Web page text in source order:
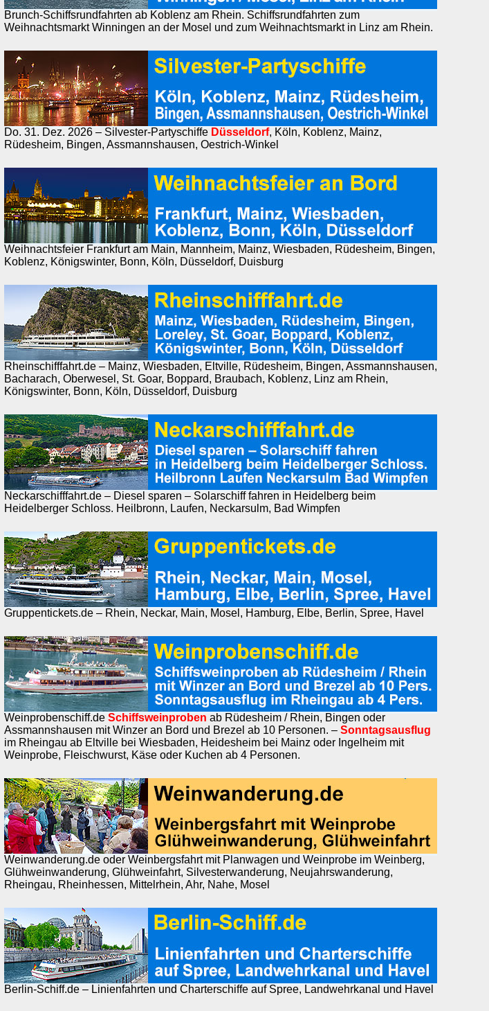
Brunch-Schiffsrundfahrten ab Koblenz am Rhein. Schiffsrundfahrten zum
Weihnachtsmarkt Winningen an der Mosel und zum Weihnachtsmarkt in Linz am Rhein.
Do. 31. Dez. 2026 – Silvester-Partyschiffe Düsseldorf, Köln, Koblenz, Mainz,
Rüdesheim, Bingen, Assmannshausen, Oestrich-Winkel
Weihnachtsfeier Frankfurt am Main, Mannheim, Mainz, Wiesbaden, Rüdesheim, Bingen,
Koblenz, Königswinter, Bonn, Köln, Düsseldorf, Duisburg
Rheinschifffahrt.de – Mainz, Wiesbaden, Eltville, Rüdesheim, Bingen, Assmannshausen,
Bacharach, Oberwesel, St. Goar, Boppard, Braubach, Koblenz, Linz am Rhein,
Königswinter, Bonn, Köln, Düsseldorf, Duisburg
Neckarschifffahrt.de – Diesel sparen – Solarschiff fahren in Heidelberg beim
Heidelberger Schloss. Heilbronn, Laufen, Neckarsulm, Bad Wimpfen
Gruppentickets.de – Rhein, Neckar, Main, Mosel, Hamburg, Elbe, Berlin, Spree, Havel
Weinprobenschiff.de Schiffsweinproben ab Rüdesheim / Rhein, Bingen oder
Assmannshausen mit Winzer an Bord und Brezel ab 10 Personen. – Sonntagsausflug
im Rheingau ab Eltville bei Wiesbaden, Heidesheim bei Mainz oder Ingelheim mit
Weinprobe, Fleischwurst, Käse oder Kuchen ab 4 Personen.
Weinwanderung.de oder Weinbergsfahrt mit Planwagen und Weinprobe im Weinberg,
Glühweinwanderung, Glühweinfahrt, Silvesterwanderung, Neujahrswanderung,
Rheingau, Rheinhessen, Mittelrhein, Ahr, Nahe, Mosel
Berlin-Schiff.de – Linienfahrten und Charterschiffe auf Spree, Landwehrkanal und Havel